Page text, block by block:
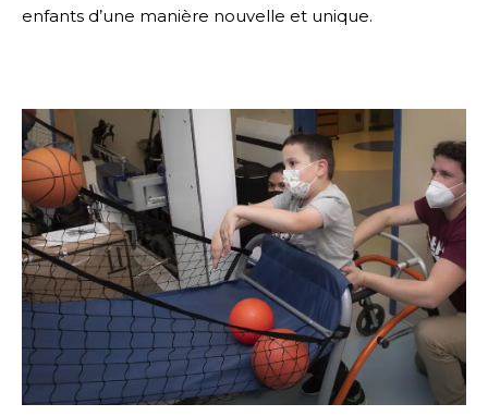
enfants d’une manière nouvelle et unique.